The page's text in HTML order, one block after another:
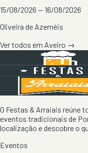
15/08/2026 — 16/08/2026
Oliveira de Azeméis
Ver todos em Aveiro →
O Festas & Arraiais reúne
eventos tradicionais de
localização e descobre o
Eventos